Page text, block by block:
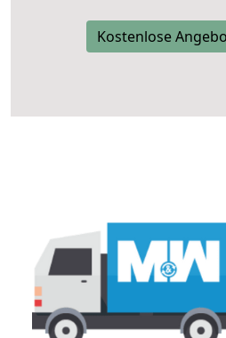
Kostenlose